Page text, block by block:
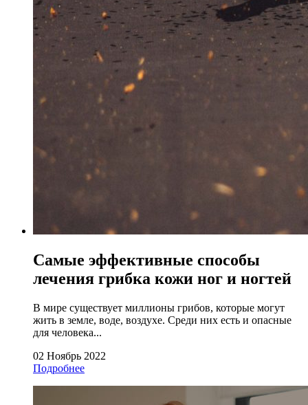
Самые эффективные способы
лечения грибка кожи ног и ногтей
В мире существует миллионы грибов, которые могут
жить в земле, воде, воздухе. Среди них есть и опасные
для человека...
02 Ноябрь 2022
Подробнее